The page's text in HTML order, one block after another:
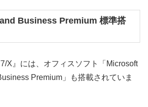
Business Premium 標準搭
X』には、オフィスソフト「Microsoft
Premium」も搭載されていま